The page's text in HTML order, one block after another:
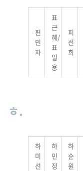
편
민
자
표
근
혜/
표
일
용
피
선
희
ㅎ.
하
미
선
하
민
정
하
순
원